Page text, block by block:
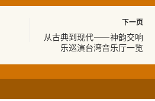
下一页
从古典到现代——神韵交响
乐巡演台湾音乐厅一览